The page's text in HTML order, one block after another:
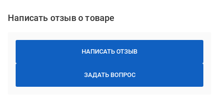
Написать отзыв о товаре
НАПИСАТЬ ОТЗЫВ
ЗАДАТЬ ВОПРОС